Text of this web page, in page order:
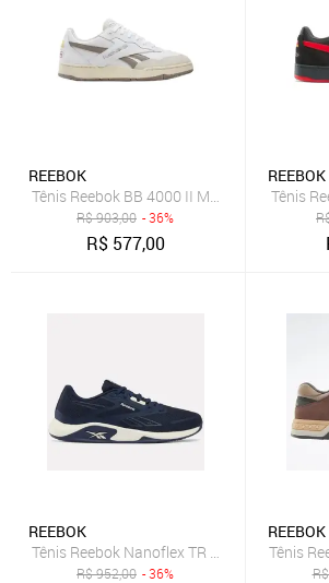
REEBOK
Tênis Reebok BB 4000 II Masculino White/
R$903,00 - 36%
R$ 577,00
REEBOK
Tênis
REEBOK
Tênis Reebok Nanoflex TR 3 Masculino
R$952,00 - 36%
REEBOK
Tênis